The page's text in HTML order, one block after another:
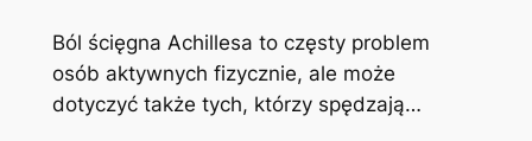
Ból ścięgna Achillesa to częsty problem
osób aktywnych fizycznie, ale może
dotyczyć także tych, którzy spędzają…